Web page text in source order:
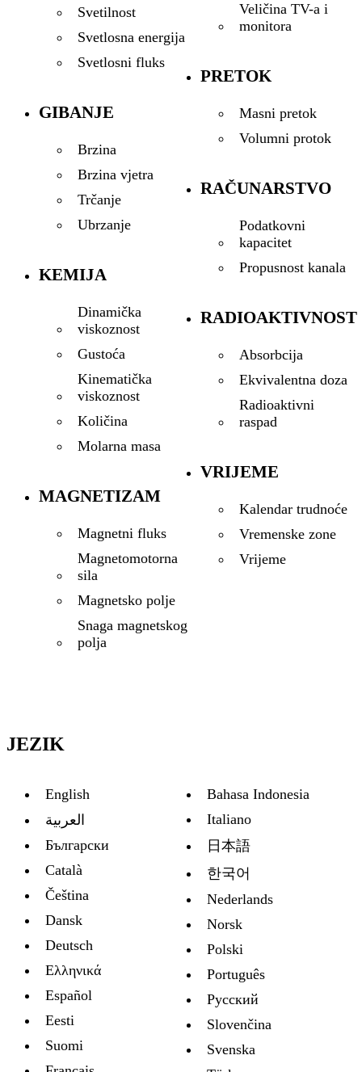
Svetilnost
Svetlosna energija
Svetlosni fluks
GIBANJE
Brzina
Brzina vjetra
Trčanje
Ubrzanje
KEMIJA
Dinamička
viskoznost
Gustoća
Kinematička
viskoznost
Količina
Molarna masa
MAGNETIZAM
Magnetni fluks
Magnetomotorna
sila
Magnetsko polje
Snaga magnetskog
polja
Veličina TV-a i
monitora
PRETOK
Masni pretok
Volumni protok
RAČUNARSTVO
Podatkovni
kapacitet
Propusnost kanala
RADIOAKTIVNOST
Absorbcija
Ekvivalentna doza
Radioaktivni
raspad
VRIJEME
Kalendar trudnoće
Vremenske zone
Vrijeme
JEZIK
English
العربية
Български
Català
Čeština
Dansk
Deutsch
Ελληνικά
Español
Eesti
Suomi
Bahasa Indonesia
Italiano
日本語
한국어
Nederlands
Norsk
Polski
Português
Русский
Slovenčina
Svenska